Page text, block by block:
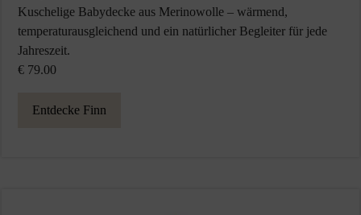
Kuschelige Babydecke aus Merinowolle – wärmend,
temperaturausgleichend und ein natürlicher Begleiter für jede
Jahreszeit.
€ 79.00
Entdecke Finn